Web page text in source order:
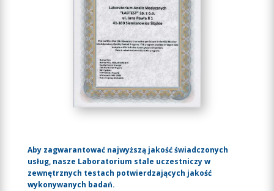
Aby zagwarantować najwyższą jakość świadczonych
usług, nasze Laboratorium stale uczestniczy w
zewnętrznych testach potwierdzających jakość
wykonywanych badań.